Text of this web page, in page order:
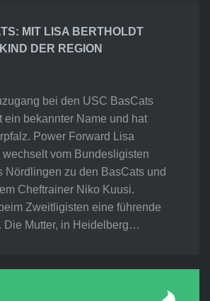
MIT LISA BERTHOLDT
DER REGION
bei den USC BasCats
ein bekannter Name und hat
Power Forward Lisa
wechselt vom Bundesligisten
Nördlingen zu den BasCats und
Cheftrainer Niko Kuusi.
Zweitligisten eine führende
Die Mutter, in Heidelberg…